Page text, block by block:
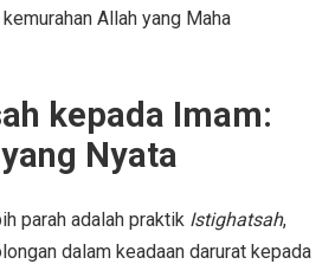
Allah yang Maha
kepada Imam:
Nyata
parah adalah praktik Istighatsah,
dalam keadaan darurat kepada